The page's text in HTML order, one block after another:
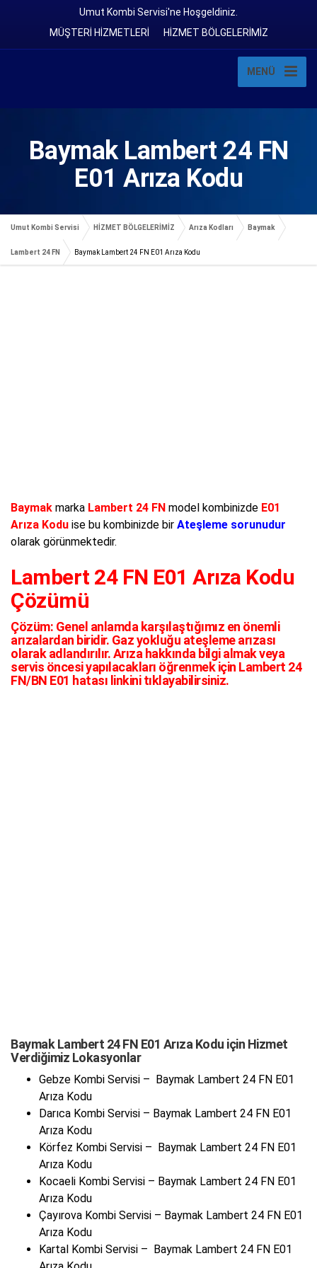
Umut Kombi Servisi'ne Hoşgeldiniz.
MÜŞTERİ HİZMETLERİ
HİZMET BÖLGELERİMİZ
MENÜ
Baymak Lambert 24 FN
E01 Arıza Kodu
Umut Kombi Servisi HİZMET BÖLGELERİMİZ Arıza Kodları Baymak
Lambert 24 FN Baymak Lambert 24 FN E01 Arıza Kodu
Baymak marka Lambert 24 FN model kombinizde E01
Arıza Kodu ise bu kombinizde bir Ateşleme sorunudur
olarak görünmektedir.
Lambert 24 FN E01 Arıza Kodu
Çözümü
Çözüm: Genel anlamda karşılaştığımız en önemli
arızalardan biridir. Gaz yokluğu ateşleme arızası
olarak adlandırılır. Arıza hakkında bilgi almak veya
servis öncesi yapılacakları öğrenmek için Lambert 24
FN/BN E01 hatası linkini tıklayabilirsiniz.
Baymak Lambert 24 FN E01 Arıza Kodu için Hizmet
Verdiğimiz Lokasyonlar
Gebze Kombi Servisi – Baymak Lambert 24 FN E01
Arıza Kodu
Darıca Kombi Servisi – Baymak Lambert 24 FN E01
Arıza Kodu
Körfez Kombi Servisi – Baymak Lambert 24 FN E01
Arıza Kodu
Kocaeli Kombi Servisi – Baymak Lambert 24 FN E01
Arıza Kodu
Çayırova Kombi Servisi – Baymak Lambert 24 FN E01
Arıza Kodu
Kartal Kombi Servisi – Baymak Lambert 24 FN E01